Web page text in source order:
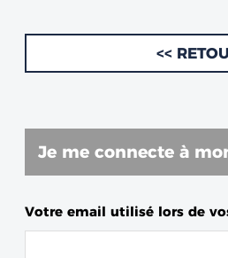
<<
Je me connecte à
Votre email utilisé lors de